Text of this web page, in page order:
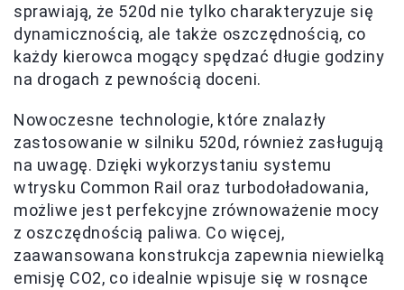
sprawiają, że 520d nie tylko charakteryzuje się
dynamicznością, ale także oszczędnością, co
każdy kierowca mogący spędzać długie godziny
na drogach z pewnością doceni.
Nowoczesne technologie, które znalazły
zastosowanie w silniku 520d, również zasługują
na uwagę. Dzięki wykorzystaniu systemu
wtrysku Common Rail oraz turbodoładowania,
możliwe jest perfekcyjne zrównoważenie mocy
z oszczędnością paliwa. Co więcej,
zaawansowana konstrukcja zapewnia niewielką
emisję CO2, co idealnie wpisuje się w rosnące